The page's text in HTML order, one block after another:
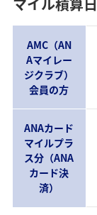
AMC（AN
Aマイレー
ジクラブ）
会員の方
ANAカード
マイルプラ
ス分（ANA
カード決
済）